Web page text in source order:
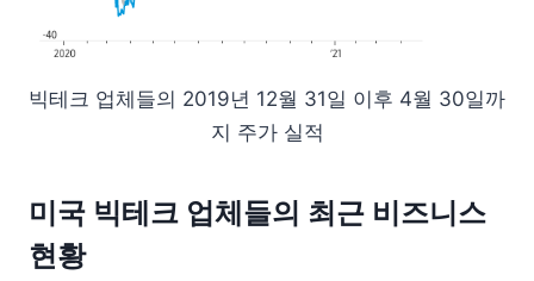
빅테크 업체들의 2019년 12월 31일 이후 4월 30일까
지 주가 실적
미국 빅테크 업체들의 최근 비즈니스
현황